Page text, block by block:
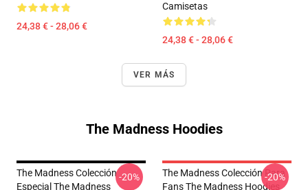
24,38 € - 28,06 €
Camisetas
24,38 € - 28,06 €
VER MÁS
The Madness Hoodies
The Madness Colección
Especial The Madness
-20%
The Madness Colección Para
Fans The Madness Hoodies
-20%